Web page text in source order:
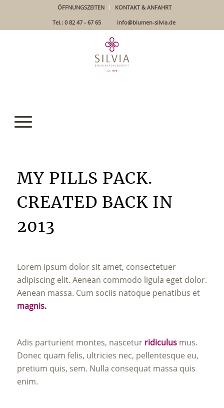
ÖFFNUNGSZEITEN
KONTAKT & ANFAHRT
Tel.: 0 82 47 - 67 65
info@blumen-silvia.de
MY PILLS PACK.
CREATED BACK IN
2013
Lorem ipsum dolor sit amet, consectetuer
adipiscing elit. Aenean commodo ligula eget dolor.
Aenean massa. Cum sociis natoque penatibus et
magnis.
Adis parturient montes, nascetur ridiculusmus.
Donec quam felis, ultricies nec, pellentesque eu,
pretium quis, sem. Nulla consequat massa quis
enim.